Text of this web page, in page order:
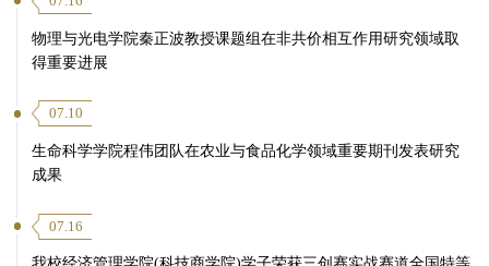
物理与光电学院秦正波教授课题组在非共价相互作用研究领域取
得重要进展
07.10
生命科学学院程伟团队在农业与食品化学领域重要期刊发表研究
成果
07.16